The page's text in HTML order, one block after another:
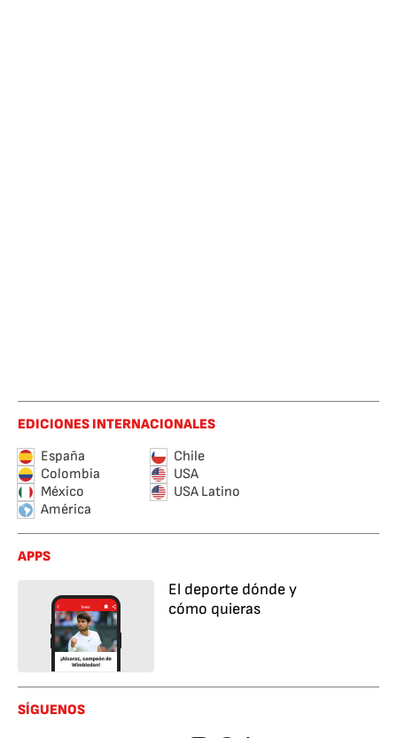
EDICIONES INTERNACIONALES
España
Chile
Colombia
USA
México
USA Latino
América
APPS
El deporte dónde y
cómo quieras
SÍGUENOS